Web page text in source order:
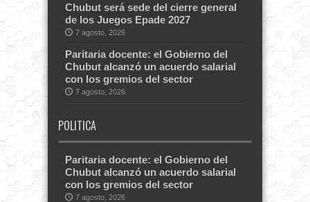
Chubut será sede del cierre general
de los Juegos Epade 2027
7 agosto, 2026
Paritaria docente: el Gobierno del
Chubut alcanzó un acuerdo salarial
con los gremios del sector
7 agosto, 2026
POLITICA
Paritaria docente: el Gobierno del
Chubut alcanzó un acuerdo salarial
con los gremios del sector
7 agosto, 2026